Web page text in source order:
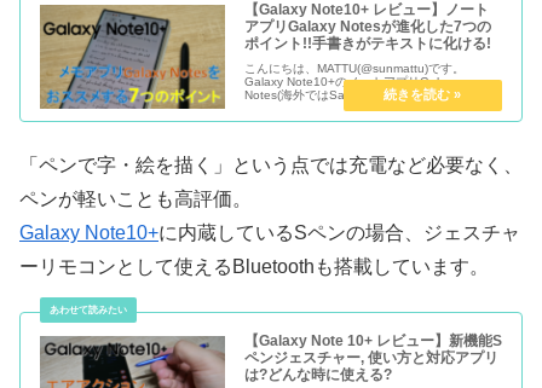
【Galaxy Note10+ レビュー】ノート
アプリGalaxy Notesが進化した7つの
ポイント!!手書きがテキストに化ける!
こんにちは、MATTU(@sunmattu)です。
Galaxy Note10+のノートアプリGalaxy
Notes(海外ではSamsung Notes)が進化してい
ます！ Sペンがジェスチャー対応した使い勝手
の良さと、アプリの使いやすさ...
「ペンで字・絵を描く」という点では充電など必要なく、
ペンが軽いことも高評価。
Galaxy Note10+に内蔵しているSペンの場合、ジェスチャ
ーリモコンとして使えるBluetoothも搭載しています。
【Galaxy Note 10+ レビュー】新機能S
ペンジェスチャー, 使い方と対応アプリ
は?どんな時に使える?